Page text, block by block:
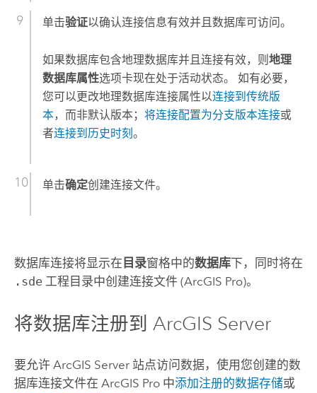
单击验证以确认连接信息有效并且数据库可访问。
如果数据库包含地理数据库并且连接有效，则 地理
数据库属性选项卡现在处于活动状态。 如有必要，
您可以更改地理数据库连接属性以连接到传统版
本，而非默认版本； 将连接配置为分支版本连接或
者连接到历史时刻 。
单击确定创建连接文件。
数据库连接将显示在 目录窗格中的数据库下，同时将在
.sde工程目录中创建连接文件 (ArcGIS Pro)。
将数据库注册到 ArcGIS Server
要允许 ArcGIS Server站点访问数据，使用您创建的数
据库连接文件在 ArcGIS Pro中添加注册的数据存储或